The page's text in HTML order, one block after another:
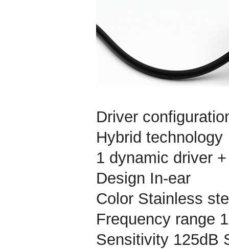
Driver
Hybrid technology
1 dynamic driver
Design In-ear
Color Stainless
Frequency range
Sensitivity 125dB